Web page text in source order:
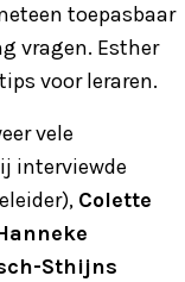
toepasbaar
vragen. Esther
voor leraren.
vele
interviewde
Colette
Sthijns